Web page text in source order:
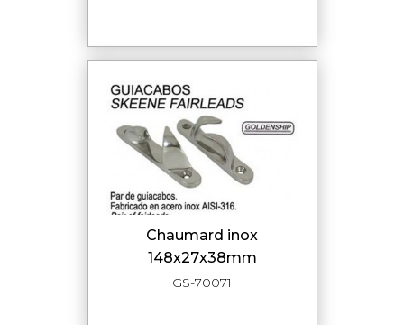
chaumard inox
148x27x38mm
GS-70071